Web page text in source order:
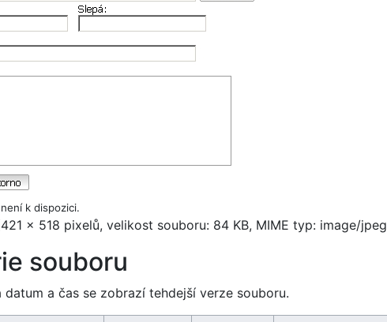
k dispozici.
× 518 pixelů, velikost souboru: 84 KB, MIME typ: image/jpeg
souboru
datum a čas se zobrazí tehdejší verze souboru.